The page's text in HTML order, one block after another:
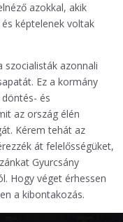
azokkal, akik
képtelenek voltak
szocialisták azonnali
Ez a kormány
és
az ország élén
Kérem tehát az
át felelősségüket,
Gyurcsány
Hogy véget érhessen
a kibontakozás.